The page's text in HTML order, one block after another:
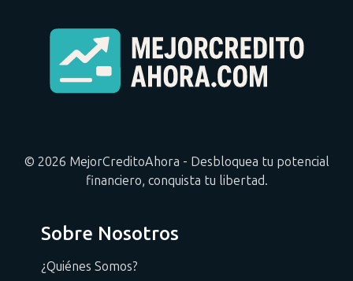
© 2026 MejorCreditoAhora - Desbloquea tu potencial
financiero, conquista tu libertad.
Sobre Nosotros
¿Quiénes Somos?